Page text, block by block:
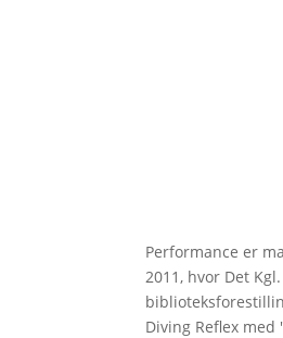
Performance er
2011, hvor Det
Diving Reflex